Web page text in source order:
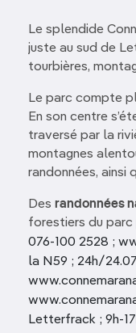
Le splendide
juste au sud de
tourbières,
Le parc compte
En son centre
traversé par la
montagnes
randonnées, ainsi
Des randonnées
forestiers du
076-100 2528 ;
la N59 ; 24h/
Letterfrack ; 9h-